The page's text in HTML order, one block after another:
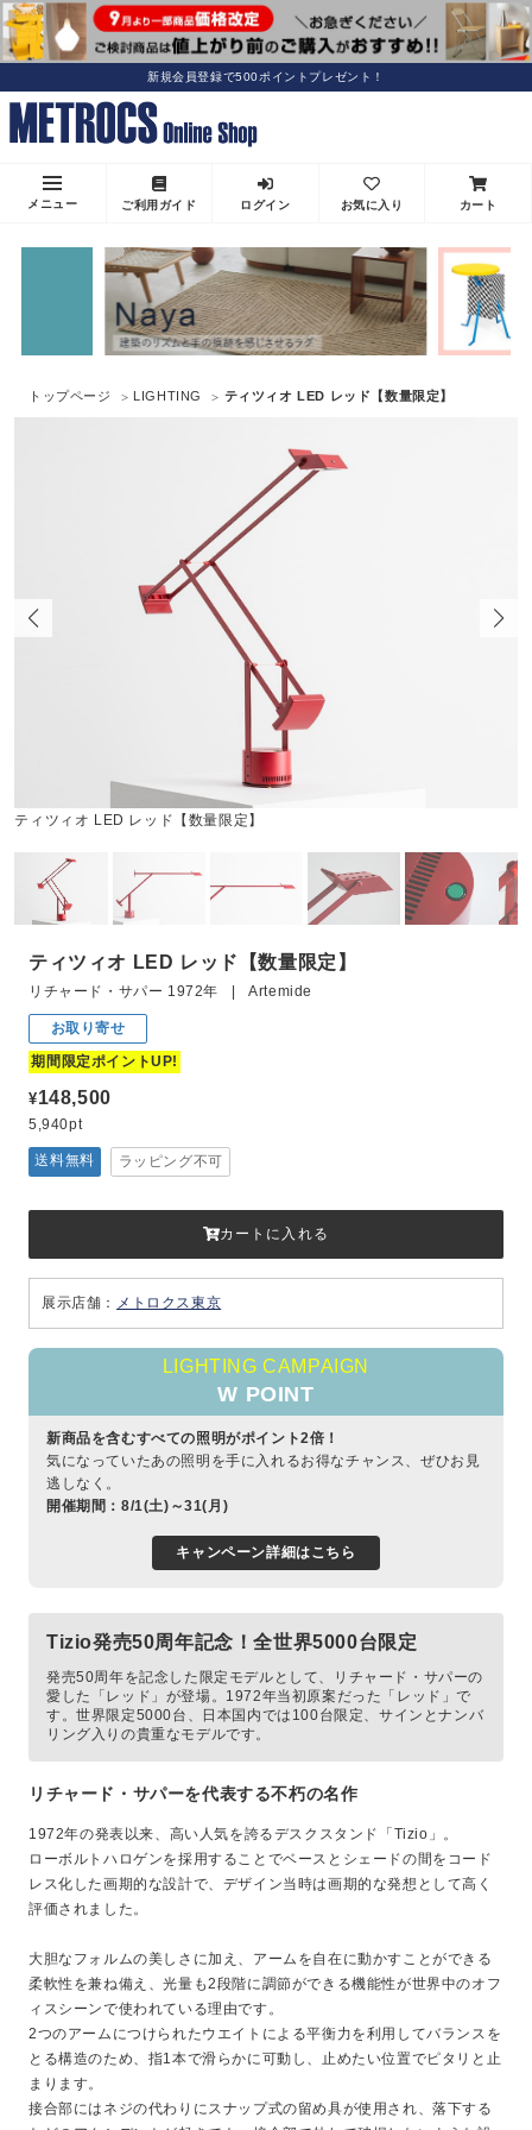
新規会員登録で500ポイントプレゼント！
メニュー ご利用ガイド ログイン お気に入り カート
トップページ LIGHTING ティツィオ LED レッド【数量限定】
ティツィオ LED レッド【数量限定】
ティツィオ LED レッド【数量限定】
リチャード・サパー 1972年 | Artemide
お取り寄せ
期間限定ポイントUP!
¥148,500
5,940pt
LIGHTING CAMPAIGN
W POINT
新商品を含むすべての照明がポイント2倍！
気になっていたあの照明を手に入れるお得なチャンス、ぜひお見
逃しなく。
開催期間：8/1(土)～31(月)
キャンペーン詳細はこちら
Tizio発売50周年記念！全世界5000台限定
発売50周年を記念した限定モデルとして、リチャード・サパーの
愛した「レッド」が登場。1972年当初原案だった「レッド」で
す。世界限定5000台、日本国内では100台限定、サインとナンバ
リング入りの貴重なモデルです。
リチャード・サパーを代表する不朽の名作
1972年の発表以来、高い人気を誇るデスクスタンド「Tizio」。
ローボルトハロゲンを採用することでベースとシェードの間をコード
レス化した画期的な設計で、デザイン当時は画期的な発想として高く
評価されました。
大胆なフォルムの美しさに加え、アームを自在に動かすことができる
柔軟性を兼ね備え、光量も2段階に調節ができる機能性が世界中のオフ
ィスシーンで使われている理由です。
2つのアームにつけられたウエイトによる平衡力を利用してバランスを
とる構造のため、指1本で滑らかに可動し、止めたい位置でピタリと止
まります。
接合部にはネジの代わりにスナップ式の留め具が使用され、落下する
送料無料 ラッピング不可
カートに入れる
展示店舗： メトロクス東京